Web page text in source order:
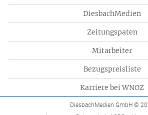
DiesbachMedien
Zeitungspaten
Mitarbeiter
Bezugspreisliste
Karriere bei WNOZ
DiesbachMedien GmbH ©